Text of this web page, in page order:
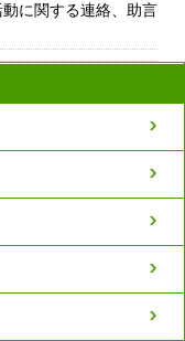
に関する連絡、助言